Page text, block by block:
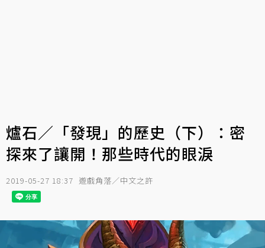
爐石／「發現」的歷史（下）：密
探來了讓開！那些時代的眼淚
2019-05-27 18:37 遊戲角落／中文之許